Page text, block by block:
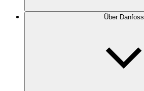
Über Danfoss